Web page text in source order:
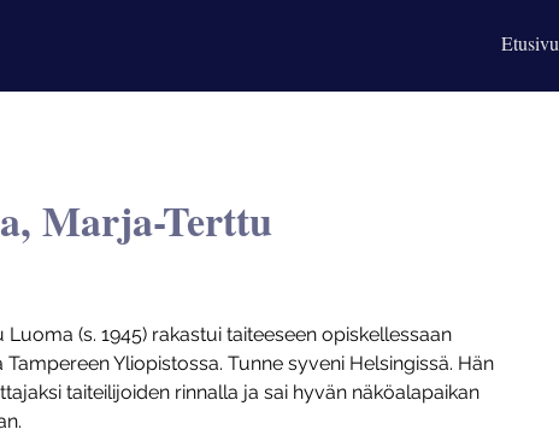
Etusivu
Marja-Terttu
Luoma (s. 1945) rakastui taiteeseen opiskellessaan
Yliopistossa. Tunne syveni Helsingissä. Hän
taiteilijoiden rinnalla ja sai hyvän näköalapaikan